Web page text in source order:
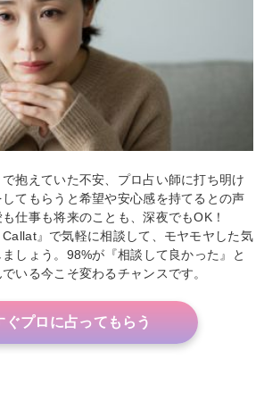
抱えていた不安、プロ占い師に打ち明け
てもらうと希望や安心感を持てるとの声
仕事も将来のことも、深夜でもOK！
Callat』で気軽に相談して、モヤモヤした気
しょう。98%が『相談して良かった』と
いる今こそ変わるチャンスです。
ぐプロに占ってもらう